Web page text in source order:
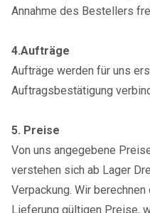
Annahme des Bestellers
4.Aufträge
Aufträge werden für uns
Auftragsbestätigung
5. Preise
Von uns angegebene
verstehen sich ab Lager
Verpackung. Wir
Lieferung gültigen Preise,